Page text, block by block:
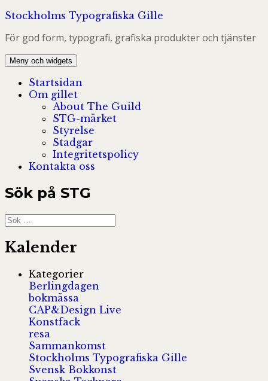
Hoppa
innehåll
Stockholms Typografiska Gille
För god form, typografi, grafiska produkter och tjänster
Meny och widgets
Startsidan
Om gillet
About The Guild
STG-märket
Styrelse
Stadgar
Integritetspolicy
Kontakta oss
Sök på STG
Sök
efter:
Kalender
Kategorier
Berlingdagen
bokmässa
CAP&Design Live
Konstfack
resa
Sammankomst
Stockholms Typografiska Gille
Svensk Bokkonst